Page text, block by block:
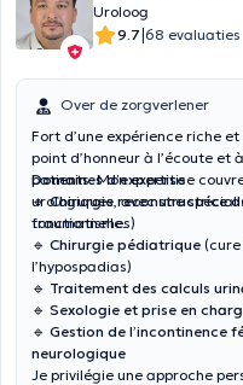
Uroloog
9.7|68 evaluaties
Over de zorgverlener
Fort d’une expérience riche
point d’honneur à l’écoute et
patients. Mon expertise
urologiques, avec une
fonctionnelle.
Domaines d’expertise :
🔹Chirurgie reconstructrice
traumatismes)
🔹 Chirurgie pédiatrique
l’hypospadias)
🔹 Traitement des calculs
🔹 Sexologie et prise en
🔹 Gestion de l’incontinence
neurologique
Je privilégie une approche